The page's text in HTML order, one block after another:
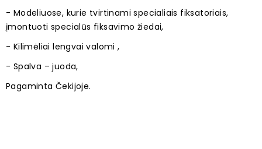
- Modeliuose, kurie tvirtinami specialiais fiksatoriais,
įmontuoti specialūs fiksavimo žiedai,
- Kilimėliai lengvai valomi ,
- Spalva – juoda,
Pagaminta Čekijoje.